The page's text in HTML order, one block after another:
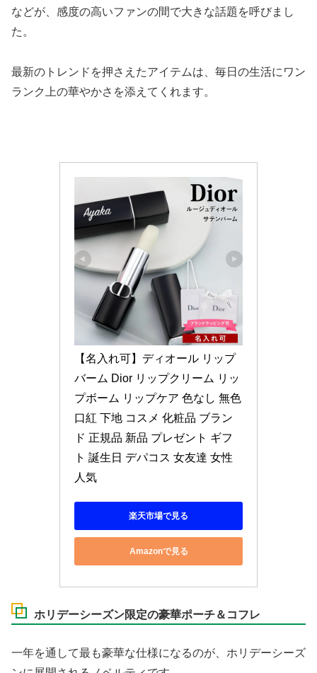
などが、感度の高いファンの間で大きな話題を呼びまし
た。
最新のトレンドを押さえたアイテムは、毎日の生活にワン
ランク上の華やかさを添えてくれます。
【名入れ可】ディオール リップ
バーム Dior リップクリーム リッ
プボーム リップケア 色なし 無色
口紅 下地 コスメ 化粧品 ブラン
ド 正規品 新品 プレゼント ギフ
ト 誕生日 デパコス 女友達 女性
人気
楽天市場で見る
Amazonで見る
ホリデーシーズン限定の豪華ポーチ＆コフレ
一年を通して最も豪華な仕様になるのが、ホリデーシーズ